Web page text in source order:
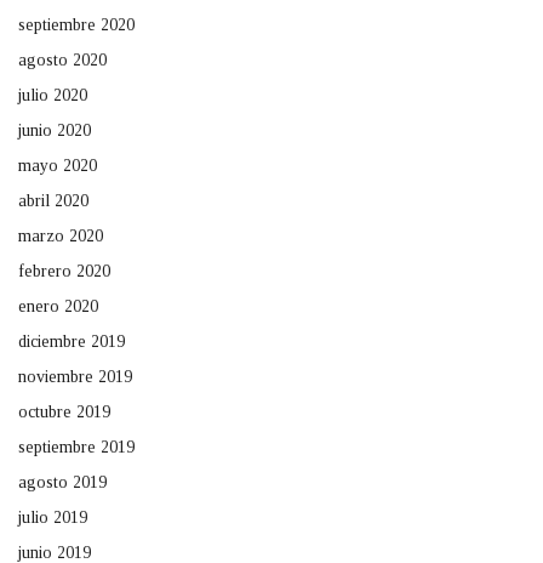
septiembre 2020
agosto 2020
julio 2020
junio 2020
mayo 2020
abril 2020
marzo 2020
febrero 2020
enero 2020
diciembre 2019
noviembre 2019
octubre 2019
septiembre 2019
agosto 2019
julio 2019
junio 2019